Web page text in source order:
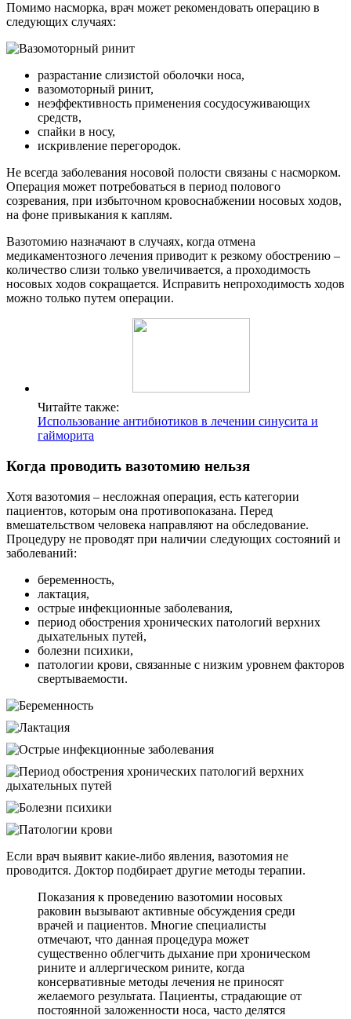
Помимо насморка, врач может рекомендовать операцию в
следующих случаях:
разрастание слизистой оболочки носа,
вазомоторный ринит,
неэффективность применения сосудосуживающих
средств,
спайки в носу,
искривление перегородок.
Не всегда заболевания носовой полости связаны с насморком.
Операция может потребоваться в период полового
созревания, при избыточном кровоснабжении носовых ходов,
на фоне привыкания к каплям.
Вазотомию назначают в случаях, когда отмена
медикаментозного лечения приводит к резкому обострению –
количество слизи только увеличивается, а проходимость
носовых ходов сокращается. Исправить непроходимость ходов
можно только путем операции.
Читайте также:
Использование антибиотиков в лечении синусита и
гайморита
Когда проводить вазотомию нельзя
Хотя вазотомия – несложная операция, есть категории
пациентов, которым она противопоказана. Перед
вмешательством человека направляют на обследование.
Процедуру не проводят при наличии следующих состояний и
заболеваний:
беременность,
лактация,
острые инфекционные заболевания,
период обострения хронических патологий верхних
дыхательных путей,
болезни психики,
патологии крови, связанные с низким уровнем факторов
свертываемости.
Если врач выявит какие-либо явления, вазотомия не
проводится. Доктор подбирает другие методы терапии.
Показания к проведению вазотомии носовых
раковин вызывают активные обсуждения среди
врачей и пациентов. Многие специалисты
отмечают, что данная процедура может
существенно облегчить дыхание при хроническом
рините и аллергическом рините, когда
консервативные методы лечения не приносят
желаемого результата. Пациенты, страдающие от
постоянной заложенности носа, часто делятся